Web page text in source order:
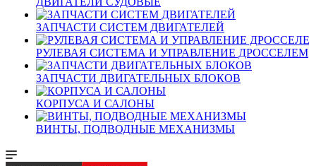
ЗАПЧАСТИ СИСТЕМ ДВИГАТЕЛЕЙ
РУЛЕВАЯ СИСТЕМА И УПРАВЛЕНИЕ ДРОССЕЛЕМ
ЗАПЧАСТИ ДВИГАТЕЛЬНЫХ БЛОКОВ
КОРПУСА И САЛОНЫ
ВИНТЫ, ПОДВОДНЫЕ МЕХАНИЗМЫ